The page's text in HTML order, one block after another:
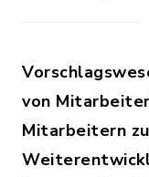
von
Mitarbeitern